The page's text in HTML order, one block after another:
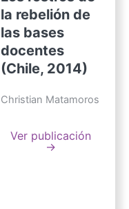
la rebelión de
las bases
docentes
(Chile, 2014)
Christian Matamoros
Ver publicación
→